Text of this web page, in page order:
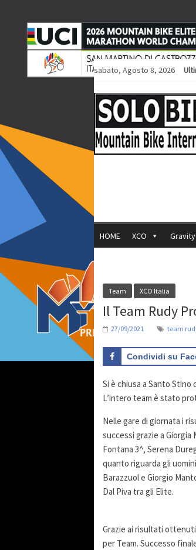
sabato, Agosto 8, 2026
HOME XCO Gravity
Team XCO Italia
Il Team Rudy
27/09/2021 team
Condividi su
Si è chiusa a Santo Stino
L’intero team è stato
Nelle gare di giornata i
successi grazie a
Fontana 3^, Serena
quanto riguarda gli
Barazzuol e Giorgio
Dal Piva tra gli Elite.
Grazie ai risultati
per Team. Successo